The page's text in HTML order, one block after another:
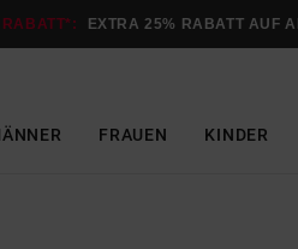
RABATT*: EXTRA 25% RABATT AUF
FRAUEN KINDER